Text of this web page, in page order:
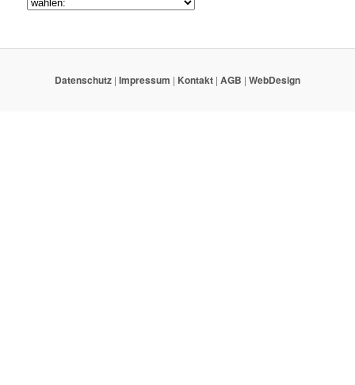
Datenschutz | Impressum | Kontakt | AGB | WebDesign